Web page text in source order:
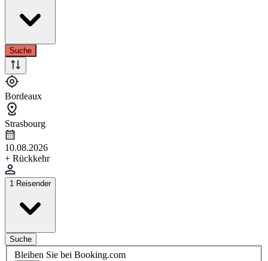
Suche
Bordeaux
Strasbourg
10.08.2026
+ Rückkehr
1 Reisender
Suche
Bleiben Sie bei Booking.com